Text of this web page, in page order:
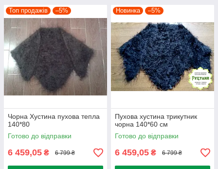
Топ продажів –5%
Чорна Хустина пухова тепла
140*80
Готово до відправки
6 459,05 ₴ 6 799 ₴
Новинка –5%
Пухова хустина трикутник
чорна 140*60 см
Готово до відправки
6 459,05 ₴ 6 799 ₴